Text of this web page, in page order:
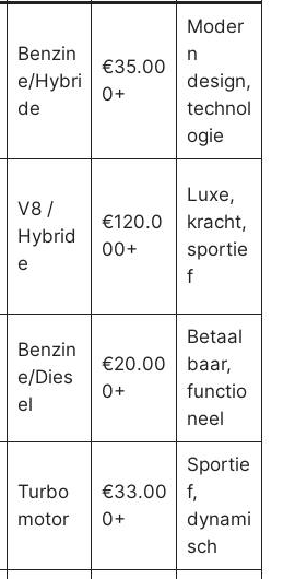
Benzin
e/Hybri
de
€35.00
0+
Moder
n
design,
technol
ogie
V8 /
Hybrid
e
€120.0
00+
Luxe,
kracht,
sportie
f
Benzin
e/Dies
el
€20.00
0+
Betaal
baar,
functio
neel
Turbo
motor
€33.00
0+
Sportie
f,
dynami
sch